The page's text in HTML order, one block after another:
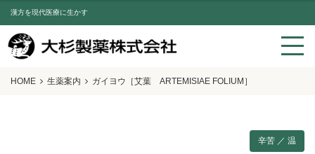
漢方を現代医療に生かす
HOME 生薬案内 ガイヨウ［艾葉 ARTEMISIAE FOLIUM］
辛苦 ／ 温